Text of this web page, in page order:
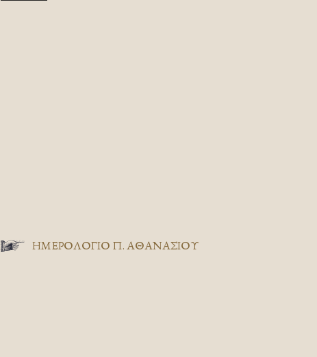
ΗΜΕΡΟΛΟΓΙΟ Π. ΑΘΑΝΑΣΙΟΥ